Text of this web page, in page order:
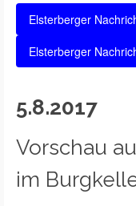
Elsterberger
Elsterberger
5.8.2017
Vorschau
im